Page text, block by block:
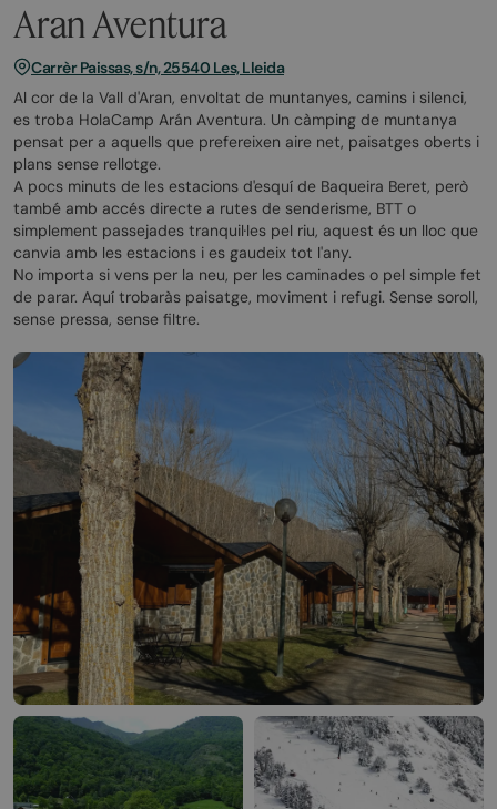
Aran Aventura
Carrèr Paissas, s/n, 25540 Les, Lleida
Al cor de la Vall d'Aran, envoltat de muntanyes, camins i silenci,
es troba HolaCamp Arán Aventura. Un càmping de muntanya
pensat per a aquells que prefereixen aire net, paisatges oberts i
plans sense rellotge.
A pocs minuts de les estacions d'esquí de Baqueira Beret, però
també amb accés directe a rutes de senderisme, BTT o
simplement passejades tranquil·les pel riu, aquest és un lloc que
canvia amb les estacions i es gaudeix tot l'any.
No importa si vens per la neu, per les caminades o pel simple fet
de parar. Aquí trobaràs paisatge, moviment i refugi. Sense soroll,
sense pressa, sense filtre.